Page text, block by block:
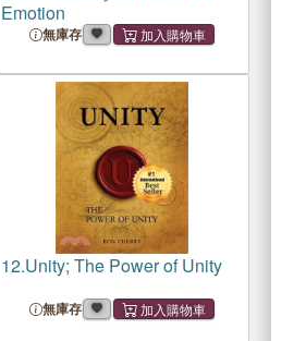
Emotion
無庫存
12.Unity; The Power of Unity
無庫存